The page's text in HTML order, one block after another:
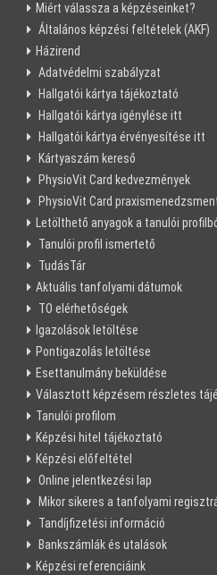
Miért válassza a képzéseinket?
Általános képzési feltételek (AKF)
Házirend
Adatvédelmi szabályzat
Hallgatói kártya tájékoztató
Hallgatói kártya igénylése itt
Hallgatói kártya érvényesítése itt
Kártyaszám kereső
PhysioVit Card kedvezmények
PhysioVit Card
Letölthető anyagok a tanulói
Tanulói profil ismertető
TudásTár
Aktuális tanfolyami dátumok
TO elérhetőségek
Igazolások letöltése
Pontigazolás letöltése
Esettanulmány beküldése
Választott képzésem részletes
Tanulói profilom
Képzési hitel tájékoztató
Képzési előfeltétel
Online jelentkezési lap
Mikor sikeres a tanfolyami
Tandíjfizetési információ
Bankszámlák és utalások
Képzési referenciáink